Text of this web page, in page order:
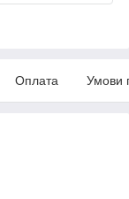
Оплата Умови